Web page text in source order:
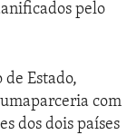
pelo
de Estado,
com
dos dois países